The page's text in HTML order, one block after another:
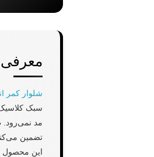
شلوار کمر
سبک
مد نمی‌رود.
تضمین
این محصول